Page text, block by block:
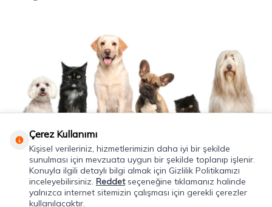
Çerez Kullanımı
Kişisel verileriniz, hizmetlerimizin daha iyi bir şekilde
sunulması için mevzuata uygun bir şekilde toplanıp işlenir.
Konuyla ilgili detaylı bilgi almak için Gizlilik Politikamızı
inceleyebilirsiniz. Reddetseçeneğine tıklamanız halinde
yalnızca internet sitemizin çalışması için gerekli çerezler
kullanılacaktır.